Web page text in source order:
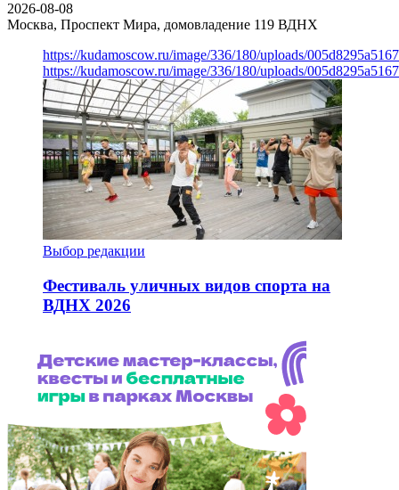
2026-08-08
Москва, Проспект Мира, домовладение 119 ВДНХ
https://kudamoscow.ru/image/336/180/uploads/
https://kudamoscow.ru/image/336/180/uploads/
Выбор редакции
Фестиваль уличных видов спорта на
ВДНХ 2026